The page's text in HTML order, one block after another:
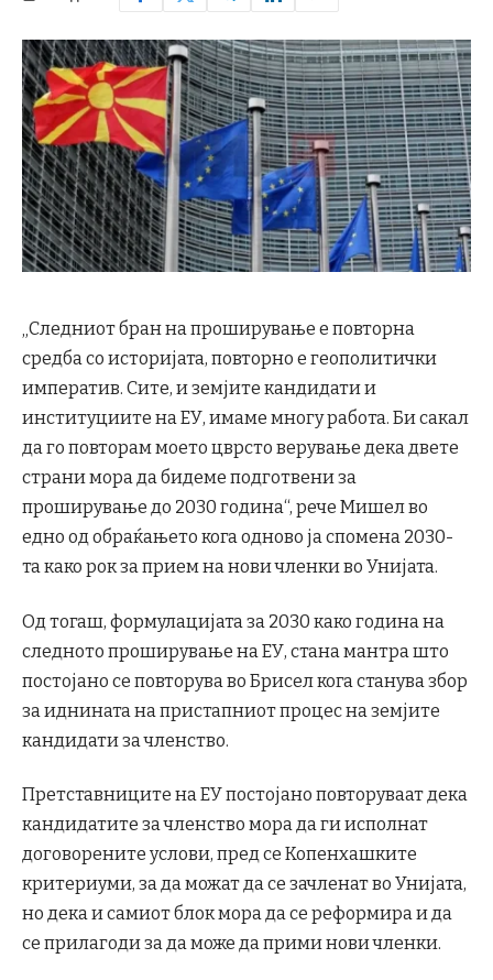
„Следниот бран на проширување е повторна
средба со историјата, повторно е геополитички
императив. Сите, и земјите кандидати и
институциите на ЕУ, имаме многу работа. Би сакал
да го повторам моето цврсто верување дека двете
страни мора да бидеме подготвени за
проширување до 2030 година“, рече Мишел во
едно од обраќањето кога одново ја спомена 2030-
та како рок за прием на нови членки во Унијата.
Од тогаш, формулацијата за 2030 како година на
следното проширување на ЕУ, стана мантра што
постојано се повторува во Брисел кога станува збор
за иднината на пристапниот процес на земјите
кандидати за членство.
Претставниците на ЕУ постојано повторуваат дека
кандидатите за членство мора да ги исполнат
договорените услови, пред се Копенхашките
критериуми, за да можат да се зачленат во Унијата,
но дека и самиот блок мора да се реформира и да
се прилагоди за да може да прими нови членки.